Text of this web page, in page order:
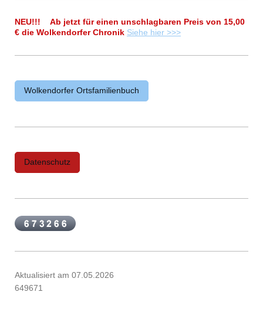
NEU!!! Ab jetzt für einen unschlagbaren Preis von 15,00
€ die Wolkendorfer Chronik Siehe hier >>>
Wolkendorfer Ortsfamilienbuch
Datenschutz
Aktualisiert am 07.05.2026
649671